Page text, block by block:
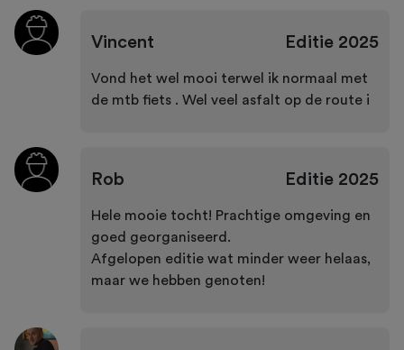
Vincent Editie2025
Vond het wel mooi terwel ik normaal met
de mtb fiets . Wel veel asfalt op de route i
Rob Editie2025
Hele mooie tocht! Prachtige omgeving en
goed georganiseerd.
Afgelopen editie wat minder weer helaas,
maar we hebben genoten!